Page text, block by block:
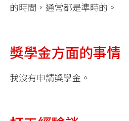
的時間，通常都是準時的。
獎學金方面的事情
我沒有申請獎學金。